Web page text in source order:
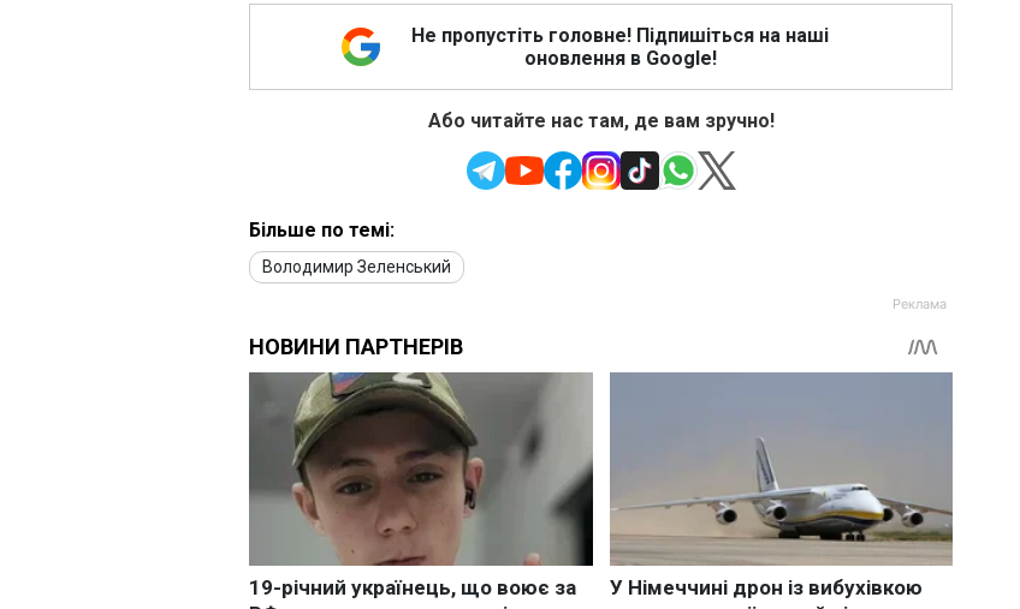
Не пропустіть головне! Підпишіться на наші
оновлення в Google!
Або читайте нас там, де вам зручно!
Більше по темі:
Володимир Зеленський